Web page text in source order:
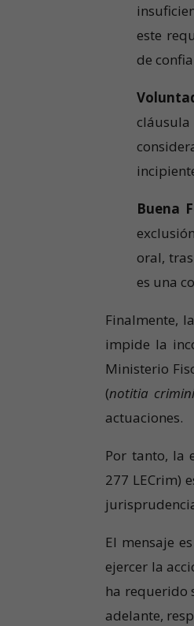
este
de
Buena
oral,
es una
Finalmente,
impide la
Ministerio
(notitia
actuaciones.
Por tanto, la
277 LECrim)
El mensaje
ejercer la
ha requerido
adelante,